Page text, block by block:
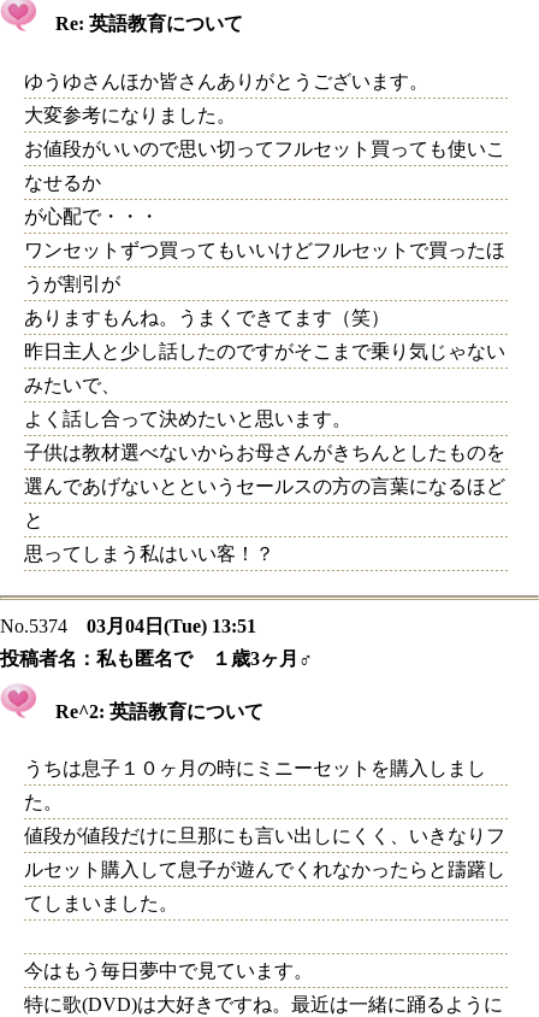
Re: 英語教育について
ゆうゆさんほか皆さんありがとうございます。
大変参考になりました。
お値段がいいので思い切ってフルセット買っても使いこ
なせるか
が心配で・・・
ワンセットずつ買ってもいいけどフルセットで買ったほ
うが割引が
ありますもんね。うまくできてます（笑）
昨日主人と少し話したのですがそこまで乗り気じゃない
みたいで、
よく話し合って決めたいと思います。
子供は教材選べないからお母さんがきちんとしたものを
選んであげないとというセールスの方の言葉になるほど
と
思ってしまう私はいい客！？
No.5374
03月04日(Tue) 13:51
投稿者名： 私も匿名で １歳3ヶ月♂
Re^2: 英語教育について
うちは息子１０ヶ月の時にミニーセットを購入しまし
た。
値段が値段だけに旦那にも言い出しにくく、いきなりフ
ルセット購入して息子が遊んでくれなかったらと躊躇し
てしまいました。
今はもう毎日夢中で見ています。
特に歌(DVD)は大好きですね。最近は一緒に踊るように